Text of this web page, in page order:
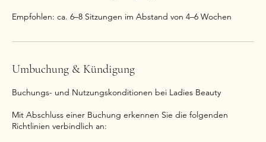
Empfohlen: ca. 6–8 Sitzungen im Abstand von 4–6 Wochen
Umbuchung & Kündigung
Buchungs- und Nutzungskonditionen bei Ladies Beauty
Mit Abschluss einer Buchung erkennen Sie die folgenden
Richtlinien verbindlich an: